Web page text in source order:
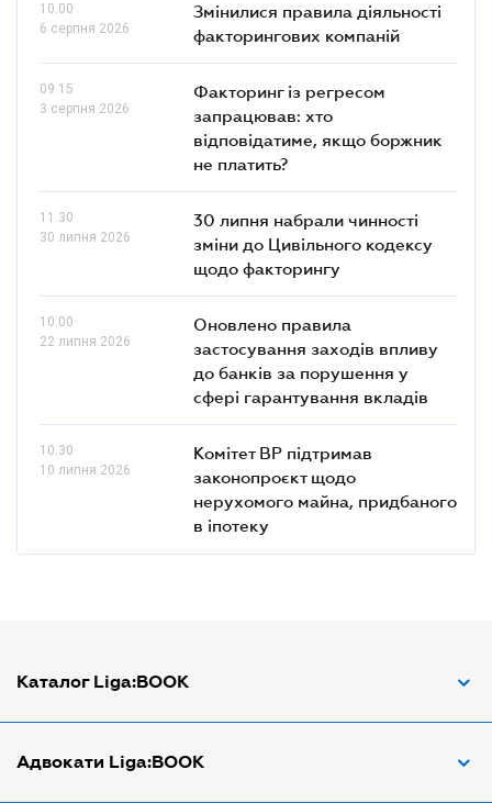
10.00
6 серпня 2026
Змінилися правила діяльності
факторингових компаній
09.15
3 серпня 2026
Факторинг із регресом
запрацював: хто
відповідатиме, якщо боржник
не платить?
11.30
30 липня 2026
30 липня набрали чинності
зміни до Цивільного кодексу
щодо факторингу
10.00
22 липня 2026
Оновлено правила
застосування заходів впливу
до банків за порушення у
сфері гарантування вкладів
10.30
10 липня 2026
Комітет ВР підтримав
законопроєкт щодо
нерухомого майна, придбаного
в іпотеку
Каталог Liga:BOOK
Адвокат по ДТП
Адвокати Liga:BOOK